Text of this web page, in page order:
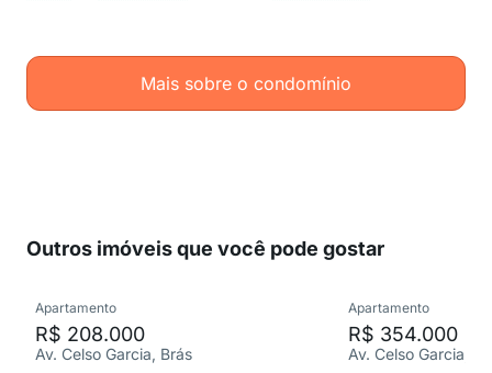
Mais sobre o condomínio
Outros imóveis que você pode gostar
Apartamento
R$ 208.000
Av. Celso Garcia, Brás
Apartamento
R$ 354.000
Av. Celso Garcia,